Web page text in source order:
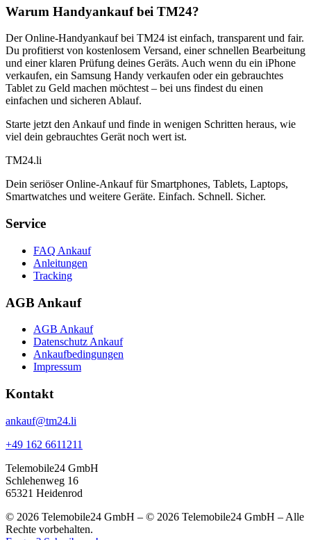
Warum Handyankauf bei TM24?
Der Online-Handyankauf bei TM24 ist einfach, transparent und fair.
Du profitierst von kostenlosem Versand, einer schnellen Bearbeitung
und einer klaren Prüfung deines Geräts. Auch wenn du ein iPhone
verkaufen, ein Samsung Handy verkaufen oder ein gebrauchtes
Tablet zu Geld machen möchtest – bei uns findest du einen
einfachen und sicheren Ablauf.
Starte jetzt den Ankauf und finde in wenigen Schritten heraus, wie
viel dein gebrauchtes Gerät noch wert ist.
TM24.li
Dein seriöser Online-Ankauf für Smartphones, Tablets, Laptops,
Smartwatches und weitere Geräte. Einfach. Schnell. Sicher.
Service
FAQ Ankauf
Anleitungen
Tracking
AGB Ankauf
AGB Ankauf
Datenschutz Ankauf
Ankaufbedingungen
Impressum
Kontakt
ankauf@tm24.li
+49 162 6611211
Telemobile24 GmbH
Schlehenweg 16
65321 Heidenrod
© 2026 Telemobile24 GmbH – © 2026 Telemobile24 GmbH – Alle
Rechte vorbehalten.